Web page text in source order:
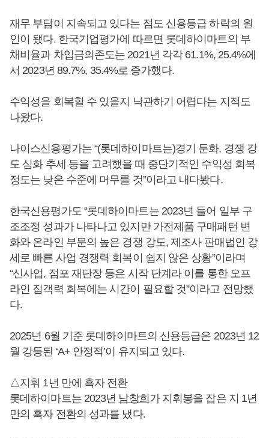
재무 부담이 지속되고 있다는 점도 신용등급 하락의 원
인이 됐다. 한국기업평가에 따르면 롯데하이마트의 부
채비율과 차입금의존도는 2021년 각각 61.1%, 25.4%에
서 2023년 89.7%, 35.4%로 증가했다.
수익성을 회복할 수 있을지 낙관하기 어렵다는 지적도
나왔다.
나이스신용평가는 “(롯데하이마트는)경기 둔화, 경쟁 강
도 심화 추세 등을 고려했을 때 중단기적인 수익성 회복
정도는 낮은 수준에 머무를 것”이라고 내다봤다.
한국신용평가도 “롯데하이마트는 2023년 들어 일부 구
조조정 성과가 나타나고 있지만 가전제품 구매패턴 변
화와 온라인 부문의 높은 경쟁 강도, 제조사 판매법인 강
세로 빠른 사업 경쟁력 회복이 쉽지 않은 상황”이라며
“신사업, 점포 재단장 등은 시작 단계라 이를 통한 오프
라인 집객력 회복에는 시간이 필요할 것”이라고 전망했
다.
2025년 6월 기준 롯데하이마트의 신용등급은 2023년 12
월 강등된 ‘A+ 안정적’이 유지되고 있다.
△지휘 1년 만에 흑자 전환
롯데하이마트는 2023년 남창희가 지휘봉을 잡은 지 1년
만의 흑자 전환의 성과를 냈다.